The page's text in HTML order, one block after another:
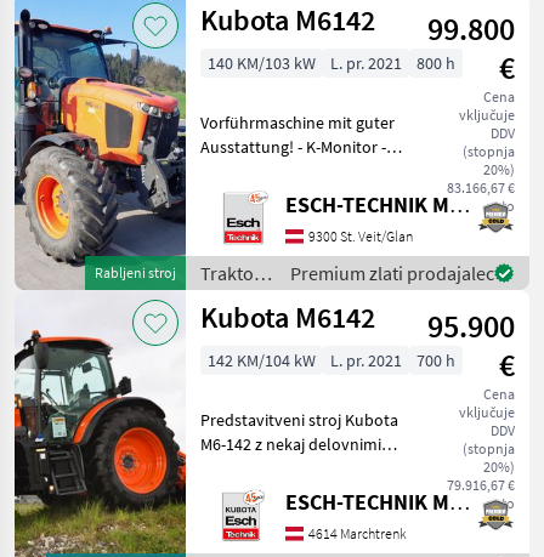
Rabljeni stroj
Kubota M6142
99.800
€
Cena
vključuje
DDV
(stopnja
20%)
83.166,67 €
neto
140 KM/103 kW L. pr. 2021 800 h
Vorführmaschine mit guter
Ausstattung! - K-Monitor -
Schutzverkleidung Tank -
Fronthydraulik -
Druckluftbremsanlage - 4
Hydrauliksteu
ESCH-TECHNIK Maschinenhandels GmbH, St. Veit/G.
9300 St. Veit/Glan
Traktor /
Kubota
Premium zlati prodajalec
Kubota M6142
95.900
€
Cena
vključuje
DDV
(stopnja
20%)
79.916,67 €
neto
142 KM/104 kW L. pr. 2021 700 h
Predstavitveni stroj Kubota
M6-142 z nekaj delovnimi
Vsestransko okreten in
okreten stroj za vsako delo.
- Kubotin 4-valjni motor - pr
ESCH-TECHNIK Maschinenhandels GmbH, Marchtrenk
4614 Marchtrenk